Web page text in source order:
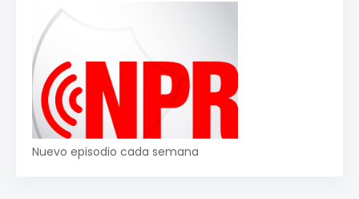
Nuevo episodio cada semana